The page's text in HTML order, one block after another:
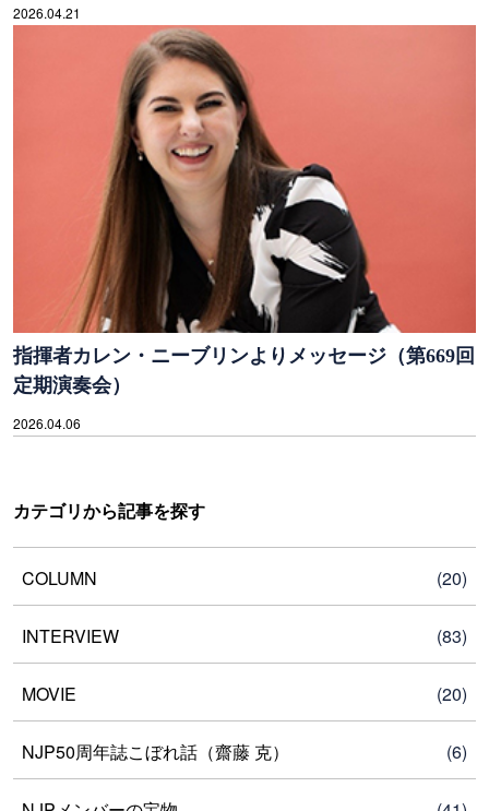
2026.04.21
指揮者カレン・ニーブリンよりメッセージ（第669回
定期演奏会）
2026.04.06
カテゴリから記事を探す
COLUMN (20)
INTERVIEW (83)
MOVIE (20)
NJP50周年誌こぼれ話（齋藤 克） (6)